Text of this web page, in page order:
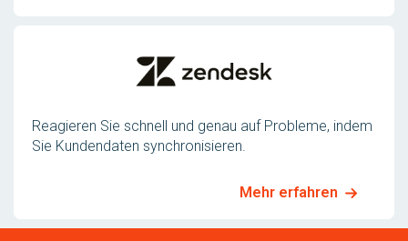
Reagieren Sie schnell und genau auf Probleme, indem
Sie Kundendaten synchronisieren.
Mehr erfahren